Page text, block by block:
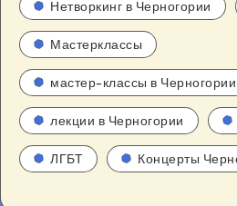
Нетворкинг в Черногории
Мастерклассы
мастер-классы в Черногории
лекции в Черногории
ЛГБТ Концерты